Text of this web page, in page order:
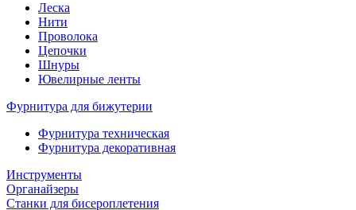
Леска
Нити
Проволока
Цепочки
Шнуры
Ювелирные ленты
Фурнитура для бижутерии
Фурнитура техническая
Фурнитура декоративная
Инструменты
Органайзеры
Станки для бисероплетения